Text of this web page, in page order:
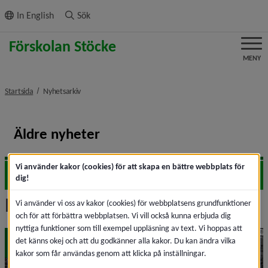
innehållet
In English Sök
MENY
Startsida Nyhetsarkivnivå i brödsmulenavigeringen
Äldre nyheter
2026
Nyhetsarkiv
maj
19
Vi använder kakor (cookies) för att skapa en bättre webbplats för
dig!
Vi använder vi oss av kakor (cookies) för webbplatsens grundfunktioner
och för att förbättra webbplatsen. Vi vill också kunna erbjuda dig
nyttiga funktioner som till exempel uppläsning av text. Vi hoppas att
det känns okej och att du godkänner alla kakor. Du kan ändra vilka
kakor som får användas genom att klicka på inställningar.